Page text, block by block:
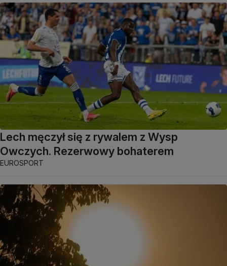
Lech męczył się z rywalem z Wysp
Owczych. Rezerwowy bohaterem
EUROSPORT